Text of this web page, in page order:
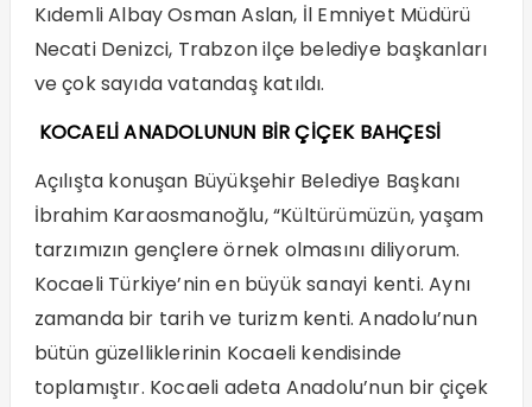
Kıdemli Albay Osman Aslan, İl Emniyet Müdürü
Necati Denizci, Trabzon ilçe belediye başkanları
ve çok sayıda vatandaş katıldı.
KOCAELİ ANADOLUNUN BİR ÇİÇEK BAHÇESİ
Açılışta konuşan Büyükşehir Belediye Başkanı
İbrahim Karaosmanoğlu, “Kültürümüzün, yaşam
tarzımızın gençlere örnek olmasını diliyorum.
Kocaeli Türkiye’nin en büyük sanayi kenti. Aynı
zamanda bir tarih ve turizm kenti. Anadolu’nun
bütün güzelliklerinin Kocaeli kendisinde
toplamıştır. Kocaeli adeta Anadolu’nun bir çiçek